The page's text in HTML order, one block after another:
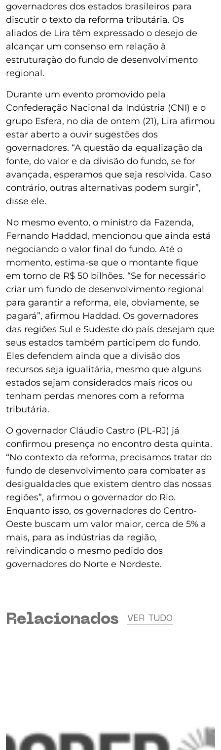
governadores dos estados brasileiros para
discutir o texto da reforma tributária. Os
aliados de Lira têm expressado o desejo de
alcançar um consenso em relação à
estruturação do fundo de desenvolvimento
regional.
Durante um evento promovido pela
Confederação Nacional da Indústria (CNI) e o
grupo Esfera, no dia de ontem (21), Lira afirmou
estar aberto a ouvir sugestões dos
governadores. “A questão da equalização da
fonte, do valor e da divisão do fundo, se for
avançada, esperamos que seja resolvida. Caso
contrário, outras alternativas podem surgir”,
disse ele.
No mesmo evento, o ministro da Fazenda,
Fernando Haddad, mencionou que ainda está
negociando o valor final do fundo. Até o
momento, estima-se que o montante fique
em torno de R$ 50 bilhões. “Se for necessário
criar um fundo de desenvolvimento regional
para garantir a reforma, ele, obviamente, se
pagará”, afirmou Haddad. Os governadores
das regiões Sul e Sudeste do país desejam que
seus estados também participem do fundo.
Eles defendem ainda que a divisão dos
recursos seja igualitária, mesmo que alguns
estados sejam considerados mais ricos ou
tenham perdas menores com a reforma
tributária.
O governador Cláudio Castro (PL-RJ) já
confirmou presença no encontro desta quinta.
“No contexto da reforma, precisamos tratar do
fundo de desenvolvimento para combater as
desigualdades que existem dentro das nossas
regiões”, afirmou o governador do Rio.
Enquanto isso, os governadores do Centro-
Oeste buscam um valor maior, cerca de 5% a
mais, para as indústrias da região,
reivindicando o mesmo pedido dos
governadores do Norte e Nordeste.
Relacionados VER TUDO